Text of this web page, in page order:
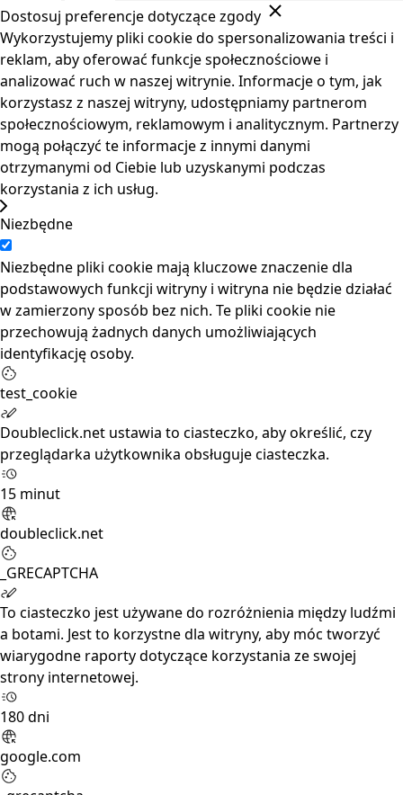
Dostosuj preferencje dotyczące zgody
Wykorzystujemy pliki cookie do spersonalizowania treści i
reklam, aby oferować funkcje społecznościowe i
analizować ruch w naszej witrynie. Informacje o tym, jak
korzystasz z naszej witryny, udostępniamy partnerom
społecznościowym, reklamowym i analitycznym. Partnerzy
mogą połączyć te informacje z innymi danymi
otrzymanymi od Ciebie lub uzyskanymi podczas
korzystania z ich usług.
Niezbędne
Niezbędne pliki cookie mają kluczowe znaczenie dla
podstawowych funkcji witryny i witryna nie będzie działać
w zamierzony sposób bez nich. Te pliki cookie nie
przechowują żadnych danych umożliwiających
identyfikację osoby.
test_cookie
Doubleclick.net ustawia to ciasteczko, aby określić, czy
przeglądarka użytkownika obsługuje ciasteczka.
15 minut
doubleclick.net
_GRECAPTCHA
To ciasteczko jest używane do rozróżnienia między ludźmi
a botami. Jest to korzystne dla witryny, aby móc tworzyć
wiarygodne raporty dotyczące korzystania ze swojej
strony internetowej.
180 dni
google.com